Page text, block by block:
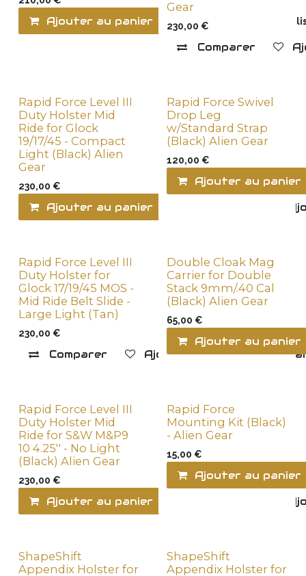
Ajouter au panier Ajouter à la
Gear
230,00 €
Comparer
Rapid Force Level III
Duty Holster Mid
Ride for Glock
19/17/45 - Compact
Light (Black) Alien
Gear
230,00 €
Ajouter au panier
Rapid Force Swivel
Drop Leg
w/Standard Strap
(Black) Alien Gear
120,00 €
Ajouter au panier
Rapid Force Level III
Duty Holster for
Glock 17/19/45 MOS -
Mid Ride Belt Slide -
Large Light (Tan)
230,00 €
Comparer Ajouter à la liste de
Double Cloak Mag
Carrier for Double
Stack 9mm/.40 Cal
(Black) Alien Gear
65,00 €
Ajouter au panier
Rapid Force Level III
Duty Holster Mid
Ride for S&W M&P9
10 4.25'' - No Light
(Black) Alien Gear
230,00 €
Ajouter au panier
Rapid Force
Mounting Kit (Black)
- Alien Gear
15,00 €
Ajouter au panier
ShapeShift
Appendix Holster for
ShapeShift
Appendix Holster for